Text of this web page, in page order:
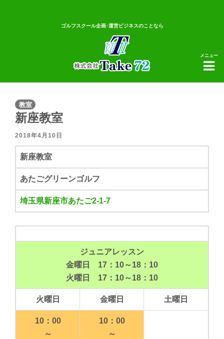
ゴルフスクール企画･運営ビジネスのことなら
メニュー
教室
新座教室
2018年4月10日
新座教室
あたごグリーンゴルフ
埼玉県新座市あたご2-1-7
ジュニアレッスン
金曜日 17：10～18：10
火曜日 17：10～18：10
火曜日 金曜日 土曜日
10：00
～
10：00
～